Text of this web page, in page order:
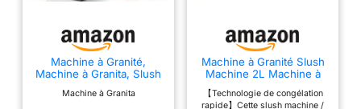
INTUITIVE :
symboles tactiles
lumineux, réservoir
amovible avec
Machine à Granité,
Machine à Granita, Slush
Machine à Granita
Machine à Granité Slush
Machine 2L Machine à
Slush,machine à granité
avec écran LED, 7-in-1
【Technologie de congélation
rapide】Cette slush machine /